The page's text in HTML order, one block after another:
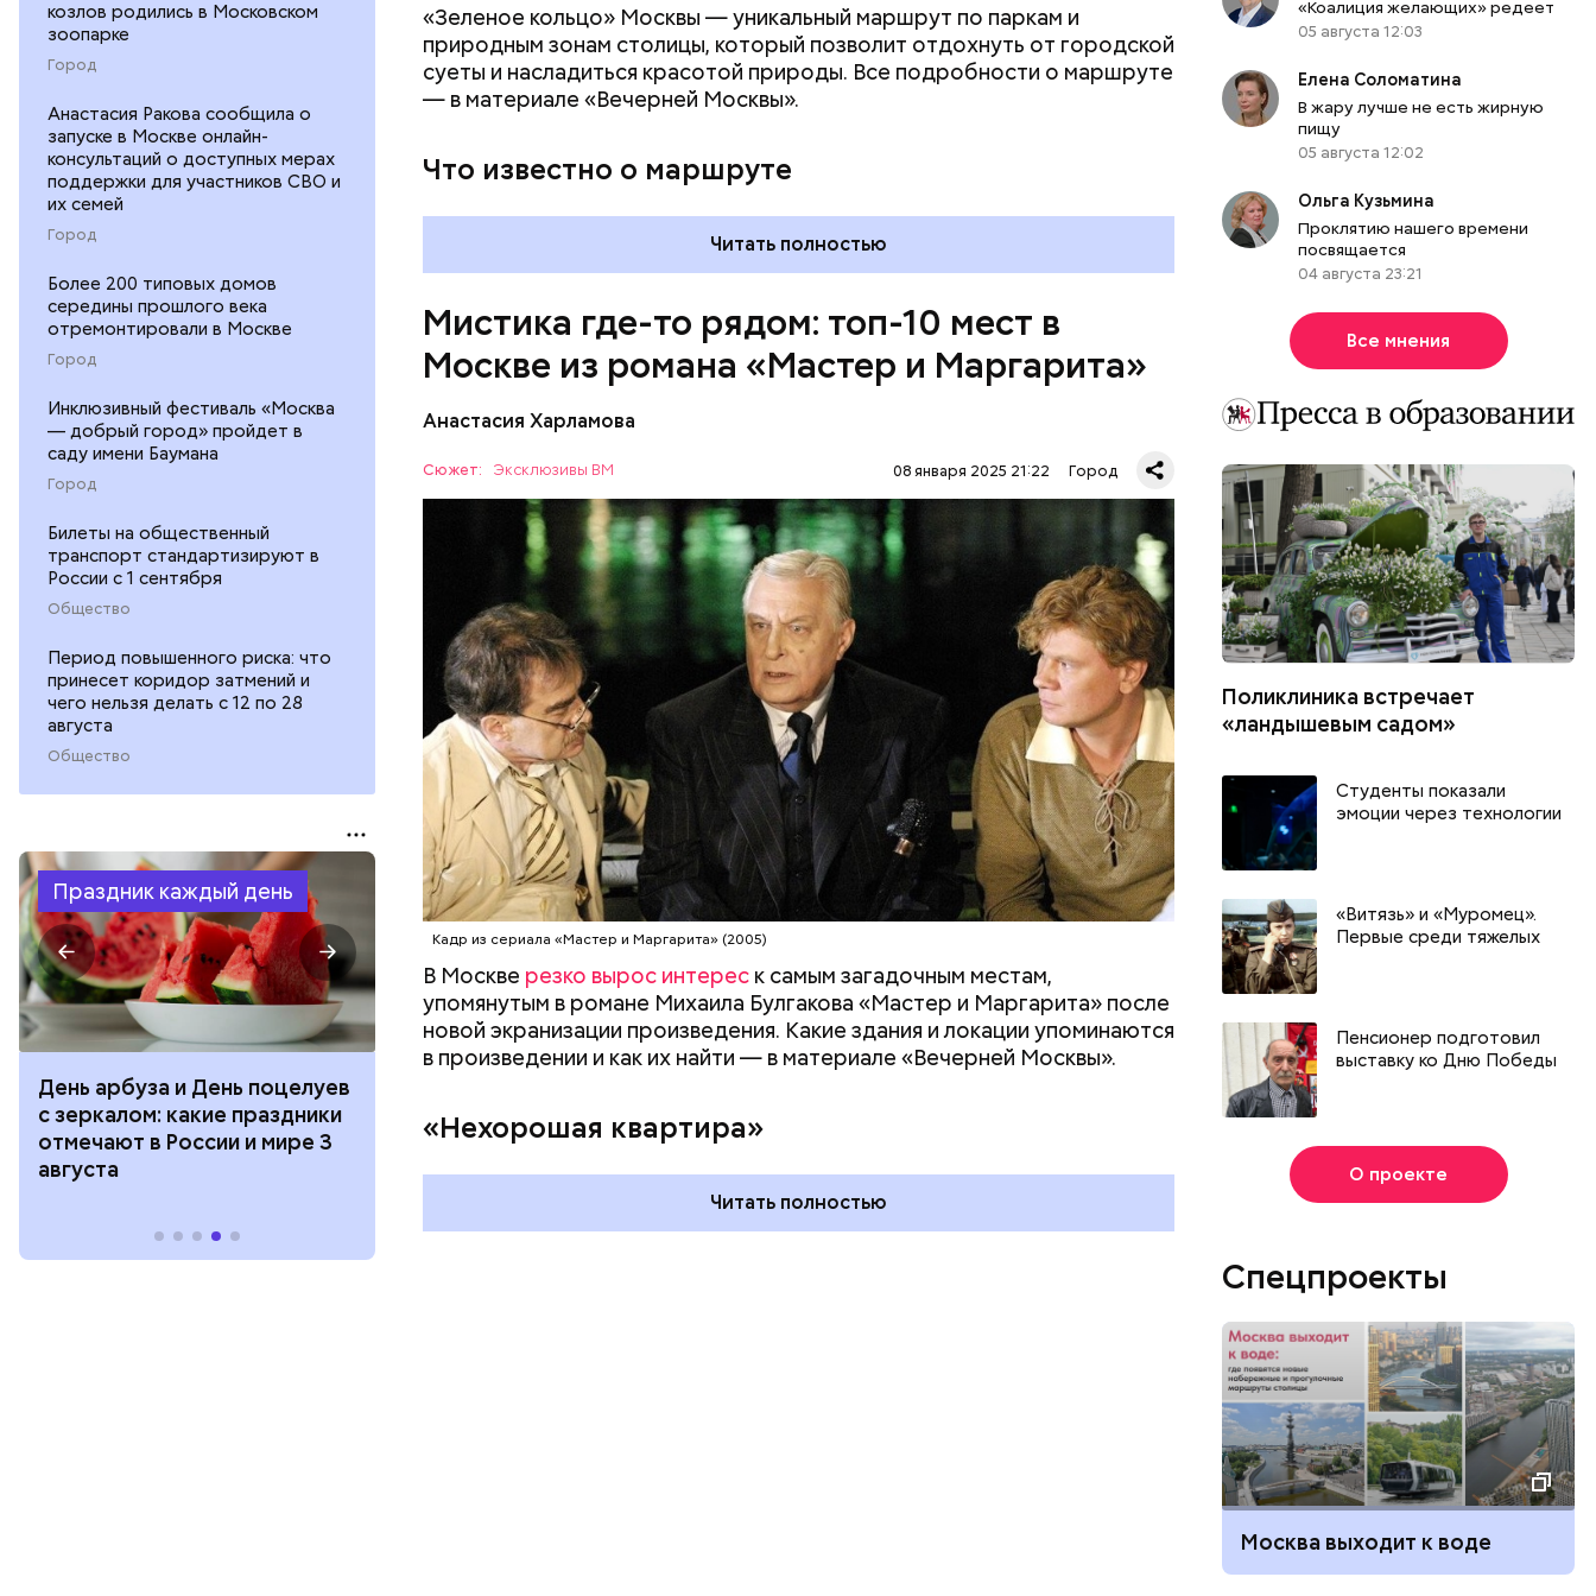
козлов родились в Московском
зоопарке
Город
Анастасия Ракова сообщила о
запуске в Москве онлайн-
консультаций о доступных мерах
поддержки для участников СВО и
их семей
Город
Более 200 типовых домов
середины прошлого века
отремонтировали в Москве
Город
Инклюзивный фестиваль «Москва
— добрый город» пройдет в
саду имени Баумана
Город
Билеты на общественный
транспорт стандартизируют в
России с 1 сентября
Общество
Период повышенного риска: что
принесет коридор затмений и
чего нельзя делать с 12 по 28
августа
Общество
Праздник каждый день
День арбуза и День поцелуев
с зеркалом: какие праздники
отмечают в России и мире 3
августа
День сидения на
подоконниках: какие
праздники отмечают в России
подкаблучника: какие
праздники отмечают в России
и мире 6 августа
«Зеленое кольцо» Москвы — уникальный маршрут по паркам и
природным зонам столицы, который позволит отдохнуть от городской
суеты и насладиться красотой природы. Все подробности о маршруте
— в материале «Вечерней Москвы».
Что известно о маршруте
Читать полностью
Мистика где-то рядом: топ-10 мест в
Москве из романа «Мастер и Маргарита»
Анастасия Харламова
Сюжет: Эксклюзивы ВМ 08 января 2025 21:22 Город
Кадр из сериала «Мастер и Маргарита» (2005)
В Москве резко вырос интерес к самым загадочным местам,
упомянутым в романе Михаила Булгакова «Мастер и Маргарита» после
новой экранизации произведения. Какие здания и локации упоминаются
в произведении и как их найти — в материале «Вечерней Москвы».
«Нехорошая квартира»
Одно из культовых мест романа Булгакова «Мастер и Маргарита» —
это «нехорошая квартира» в доме № 50 302-Бис. Именно в ней
проживал повелитель сил тьмы Воланд. Настоящая «нехорошая
квартира» находится на улице Большой Садовой, дом 10. В маленькой
комнате в коммуналке жил и работал Михаил Булгаков три года — с
1921-го по 1924-й. Он называл ее «гнусной комнатой в гнусном доме»,
потому что в доме постоянно происходили перебои с
электричеством, протекал потолок, за стенкой ругались соседи.
Именно поэтому она стала прототипом «нехорошей квартиры», где
жил Воланд со своей свитой, где прошел бал Сатаны.
Булгакова. В ней воссоздана атмосфера жизни и быта начала ХХ века с
большим количеством вещей, которые имеют отношение к роману.
Читать полностью
МОСКВА ПИСАТЕЛИ МИХАИЛ БУЛГАКОВ
«Коалиция желающих» редеет
05 августа 12:03
Елена Соломатина
В жару лучше не есть жирную
пищу
05 августа 12:02
Ольга Кузьмина
Проклятию нашего времени
посвящается
04 августа 23:21
Все мнения
Поликлиника встречает
«ландышевым садом»
Студенты показали
эмоции через технологии
«Витязь» и «Муромец».
Первые среди тяжелых
Пенсионер подготовил
выставку ко Дню Победы
О проекте
Спецпроекты
Москва выходит к воде